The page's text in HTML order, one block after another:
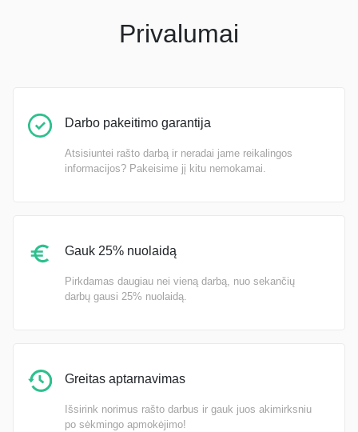
Privalumai
Darbo pakeitimo garantija
Atsisiuntei rašto darbą ir neradai jame reikalingos
informacijos? Pakeisime jį kitu nemokamai.
Gauk 25% nuolaidą
Pirkdamas daugiau nei vieną darbą, nuo sekančių
darbų gausi 25% nuolaidą.
Greitas aptarnavimas
Išsirink norimus rašto darbus ir gauk juos akimirksniu
po sėkmingo apmokėjimo!